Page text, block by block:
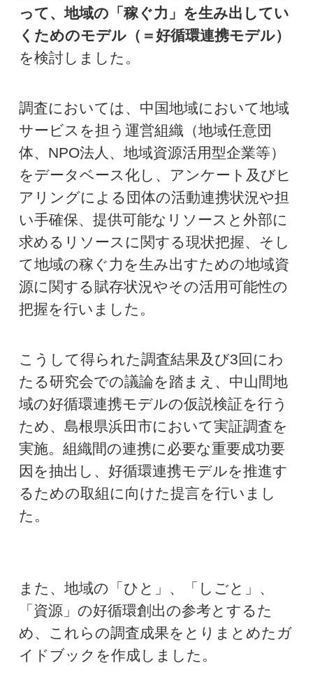
って、地域の「稼ぐ力」を生み出してい
くためのモデル（＝好循環連携モデル）
を検討しました。
調査においては、中国地域において地域
サービスを担う運営組織（地域任意団
体、NPO法人、地域資源活用型企業等）
をデータベース化し、アンケート及びヒ
アリングによる団体の活動連携状況や担
い手確保、提供可能なリソースと外部に
求めるリソースに関する現状把握、そし
て地域の稼ぐ力を生み出すための地域資
源に関する賦存状況やその活用可能性の
把握を行いました。
こうして得られた調査結果及び3回にわ
たる研究会での議論を踏まえ、中山間地
域の好循環連携モデルの仮説検証を行う
ため、島根県浜田市において実証調査を
実施。組織間の連携に必要な重要成功要
因を抽出し、好循環連携モデルを推進す
るための取組に向けた提言を行いまし
た。
また、地域の「ひと」、「しごと」、
「資源」の好循環創出の参考とするた
め、これらの調査成果をとりまとめたガ
イドブックを作成しました。